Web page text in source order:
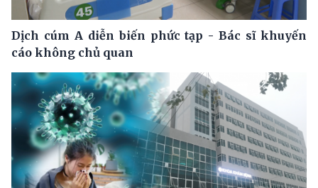
Dịch cúm A diễn biến phức tạp - Bác sĩ khuyến
cáo không chủ quan